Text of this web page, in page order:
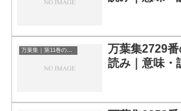
万葉集｜第11巻の和歌一覧
万葉集2729番
読み｜意味・